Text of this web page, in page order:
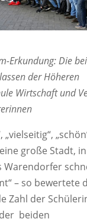
Erkundung: Die
der Höheren
Wirtschaft und
„vielseitig“,
große Stadt,
Warendorfer
– so bewertete
Zahl der
beiden